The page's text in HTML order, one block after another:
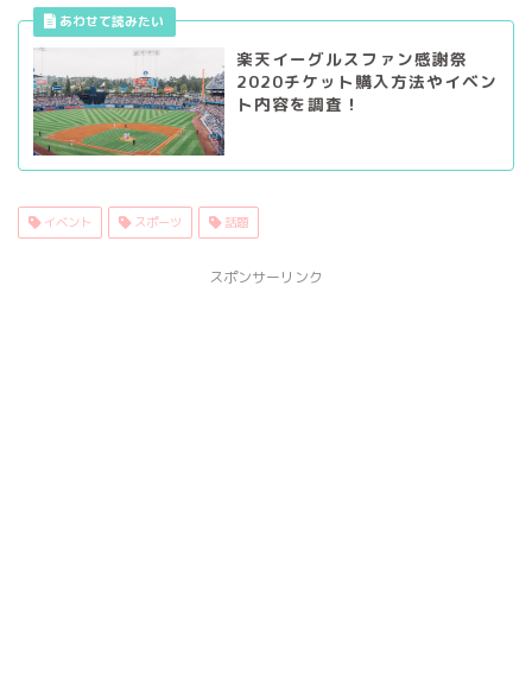
楽天イーグルスファン感謝祭
2020チケット購入方法やイベン
ト内容を調査！
イベント スポーツ 話題
スポンサーリンク